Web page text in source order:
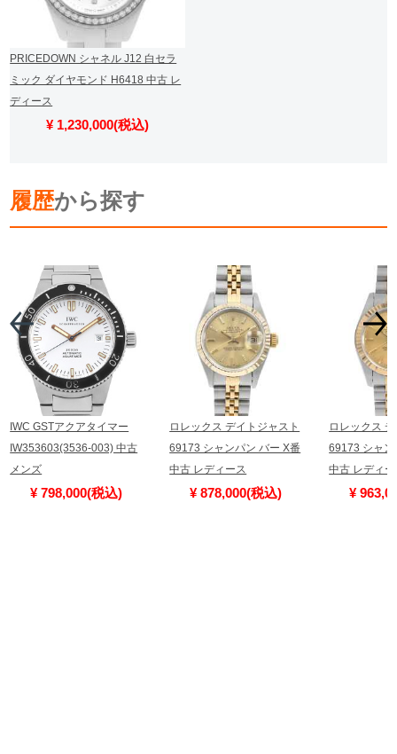
PRICEDOWN シャネル J12 白セラ
ミック ダイヤモンド H6418 中古 レ
ディース
¥ 1,230,000(税込)
履歴から探す
IWC GSTアクアタイマー
IW353603(3536-003) 中古
メンズ
¥ 798,000(税込)
ロレックス デイトジャスト
69173 シャンパン バー X番
中古 レディース
¥ 878,000(税込)
ロレックス
69173 シャ
中古 レディ
¥